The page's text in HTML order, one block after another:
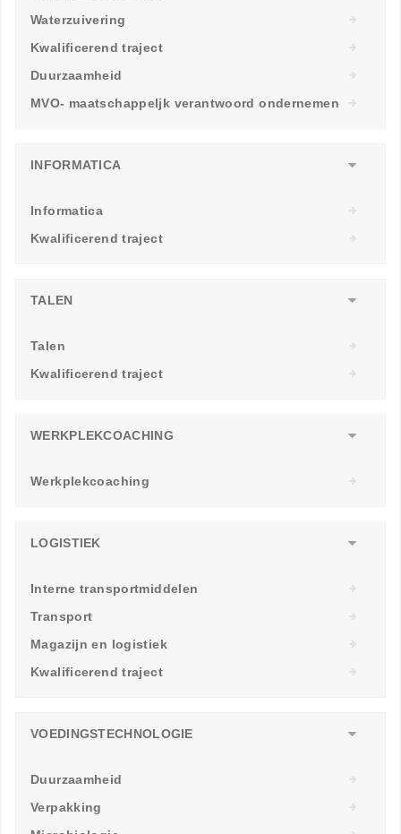
Waterzuivering
Kwalificerend traject
Duurzaamheid
MVO- maatschappeljk verantwoord ondernemen
INFORMATICA
Informatica
Kwalificerend traject
TALEN
Talen
Kwalificerend traject
WERKPLEKCOACHING
Werkplekcoaching
LOGISTIEK
Interne transportmiddelen
Transport
Magazijn en logistiek
Kwalificerend traject
VOEDINGSTECHNOLOGIE
Duurzaamheid
Verpakking